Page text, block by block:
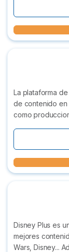
La plataforma
de contenido en
como
Disney Plus es
mejores
Wars, Disney...